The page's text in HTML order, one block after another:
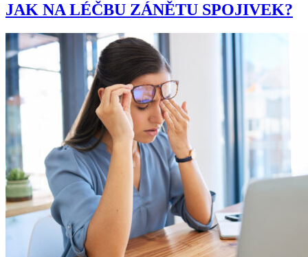
JAK NA LÉČBU ZÁNĚTU SPOJIVEK?